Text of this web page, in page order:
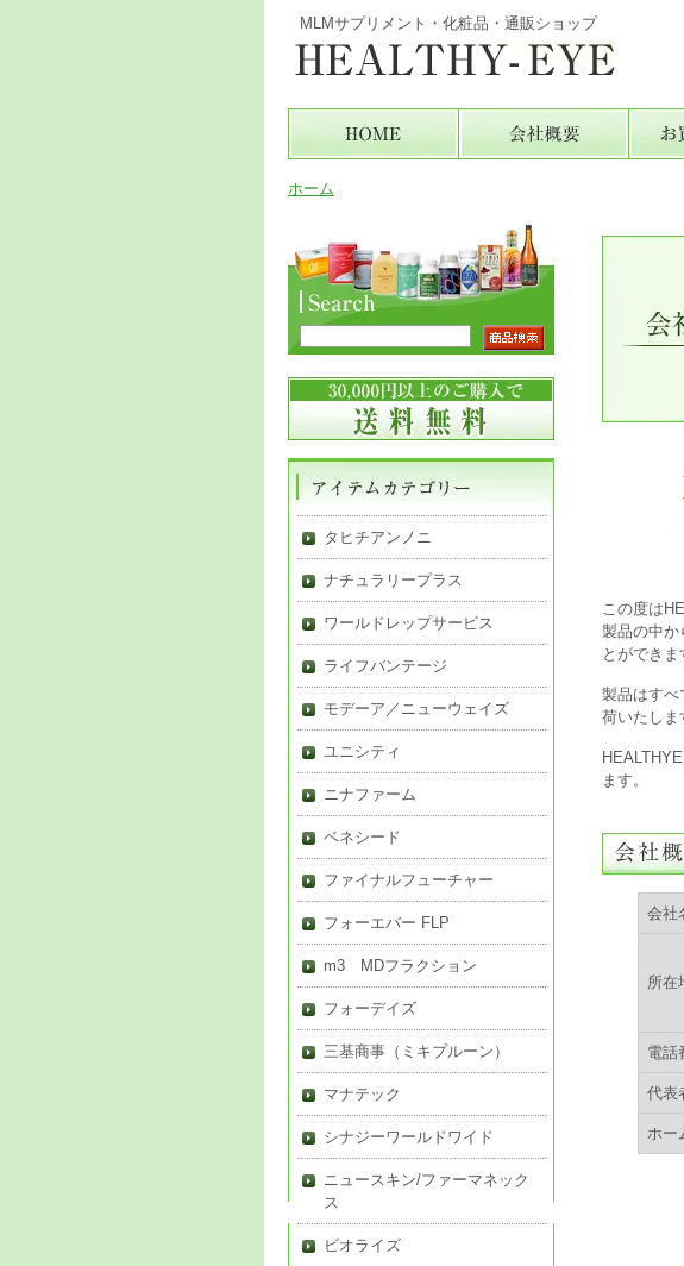
MLMサプリメント・化粧品・通販ショップ
ホーム
この度は
製品の中か
とができま
製品はすべ
荷いたしま
ます。
会社
所在
電話
代表
ホー
タヒチアンノニ
ナチュラリープラス
ワールドレップサービス
ライフバンテージ
モデーア／ニューウェイズ
ユニシティ
ニナファーム
ベネシード
ファイナルフューチャー
フォーエバー FLP
m3 MDフラクション
フォーデイズ
三基商事（ミキプルーン）
マナテック
シナジーワールドワイド
ニュースキン/ファーマネック
ス
ビオライズ